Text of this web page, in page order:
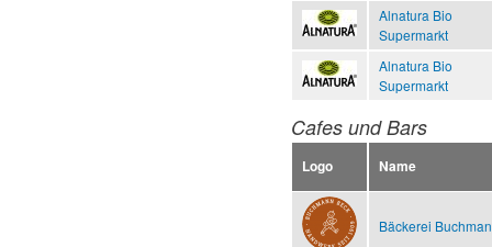
Alnatura Bio
Supermarkt
Alnatura Bio
Supermarkt
Cafes und Bars
Logo Name
Bäckerei